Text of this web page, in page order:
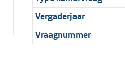
Vergaderjaar
Vraagnummer